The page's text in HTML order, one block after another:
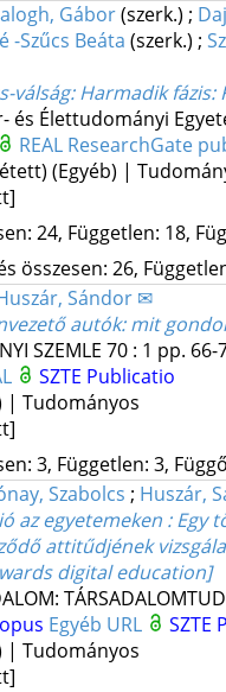
Gábor(szerk.) ;
-Szűcs Beáta (szerk.) ;
válság: Harmadik fázis:
és Élettudományi
REAL ResearchGate
(Egyéb) |
24, Független: 18,
összesen: 26,
Sándor ✉
autók: mit
SZEMLE 70: 1 pp. 66-
SZTE Publicatio
| Tudományos
3, Független: 3,
Szabolcs ; Huszár,
az egyetemeken : Egy
attitűdjének
digital education]
Egyéb URL
SZTE
| Tudományos